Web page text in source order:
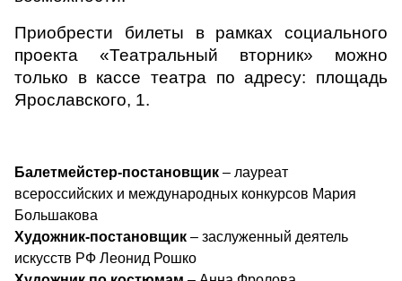
Приобрести билеты в рамках социального
проекта «Театральный вторник» можно
только в кассе театра по адресу: площадь
Ярославского, 1.
Балетмейстер-постановщик – лауреат
всероссийских и международных конкурсов Мария
Большакова
Художник-постановщик – заслуженный деятель
искусств РФ Леонид Рошко